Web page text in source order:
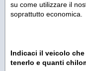
su come utilizzare il
soprattutto economica.
Indicaci il veicolo
tenerlo e quanti